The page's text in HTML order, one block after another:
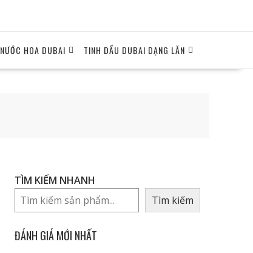
NƯỚC HOA DUBAI TINH DẦU DUBAI DẠNG LĂN
TÌM KIẾM NHANH
Tìm kiếm
ĐÁNH GIÁ MỚI NHẤT